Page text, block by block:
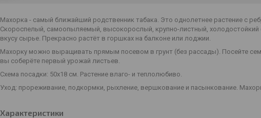
Махорка - самый ближайший родственник табака. Это однолетнее растение с
Скороспелый, самоопыляемый, высокорослый, крупно-листный,
вкусу сырье. Прекрасно растёт в горшках на балконе или лоджии.
Махорку можно выращивать прямым посевом в грунт (без рассады). Посейте
вы соберёте первый урожай листьев.
Схема посадки: 50х18 см. Растение влаго- и теплолюбиво.
Уход: прореживание, подкормки, рыхление, вершкование и пасынкование.
Характеристики